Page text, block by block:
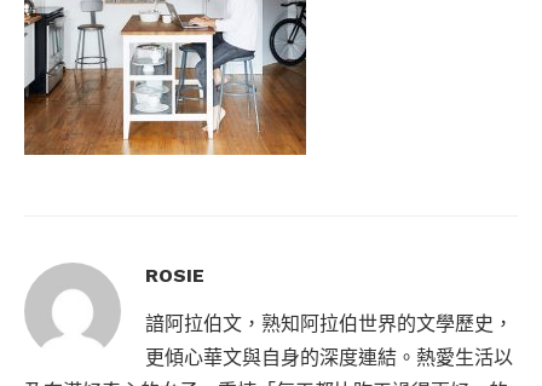
ROSIE
諳阿拉伯文，熟知阿拉伯世界的文學歷史，
更傾心華文與自身的深度連結。熱愛生活以